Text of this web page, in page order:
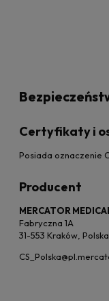
Certyfikaty i
Posiada oznaczenie
Producent
MERCATOR
Fabryczna 1A
31-553 Kraków, Polska